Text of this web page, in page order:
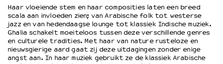
Speciale educatieprogramma’s
OVER LANTARENVENSTER
Wat we doen
Haar vloeiende stem en haar composities laten een breed
scala aan invloeden zien; van Arabische folk tot westerse
jazz en van hedendaagse lounge tot klassiek Indische muziek.
Ghalia schakelt moeiteloos tussen deze verschillende genres
en culturele tradities. Met haar van nature rusteloze en
nieuwsgierige aard gaat zij deze uitdagingen zonder enige
angst aan. In haar muziek gebruikt ze de klassiek Arabische